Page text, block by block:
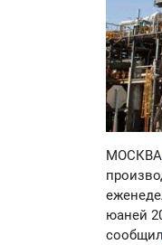
юаней
сообщил